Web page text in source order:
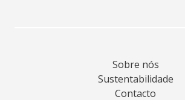
Sobre nós
Sustentabilidade
Contacto